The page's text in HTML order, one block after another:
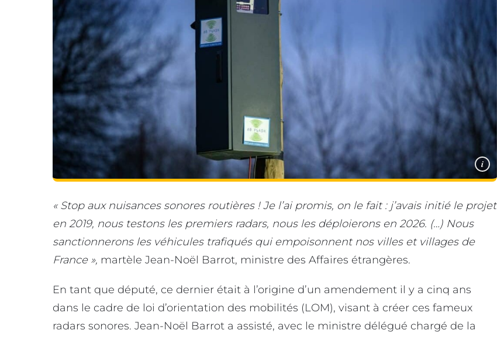
i
« Stop aux nuisances sonores routières ! Je l’ai promis, on le fait : j’avais initié le projet
en 2019, nous testons les premiers radars, nous les déploierons en 2026. (…) Nous
sanctionnerons les véhicules trafiqués qui empoisonnent nos villes et villages de
France », martèle Jean-Noël Barrot, ministre des Affaires étrangères.
En tant que député, ce dernier était à l’origine d’un amendement il y a cinq ans
dans le cadre de loi d’orientation des mobilités (LOM), visant à créer ces fameux
radars sonores. Jean-Noël Barrot a assisté, avec le ministre délégué chargé de la